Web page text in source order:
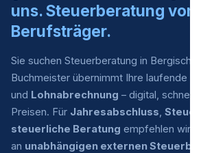
uns. Steuerberatung vom
Berufsträger.
Sie suchen Steuerberatung in Bergisch
Buchmeister übernimmt Ihre laufende
und Lohnabrechnung – digital, schnell
Preisen. Für Jahresabschluss,
steuerliche Beratung empfehlen wir
an unabhängigen externen